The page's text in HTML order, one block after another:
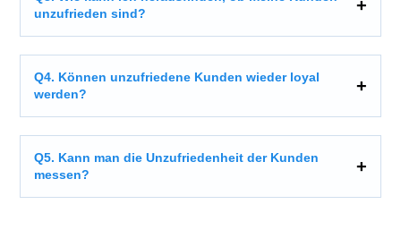
unzufrieden sind?
Q4. Können unzufriedene Kunden wieder loyal
werden?
Q5. Kann man die Unzufriedenheit der Kunden
messen?